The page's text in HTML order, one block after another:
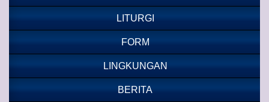
LITURGI
FORM
LINGKUNGAN
BERITA